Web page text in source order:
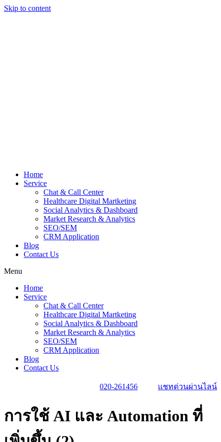
Skip to content
Home
Service
Chat & Call Center
Healthcare Digital Martketing
Social Analytics & Dashboard
Market Research & Analytics
SEO/SEM
CRM Application
Blog
Contact Us
Menu
Home
Service
Chat & Call Center
Healthcare Digital Martketing
Social Analytics & Dashboard
Market Research & Analytics
SEO/SEM
CRM Application
Blog
Contact Us
020-261456 แชทด่วนผ่านไลน์
การใช้ AI และ Automation ที่